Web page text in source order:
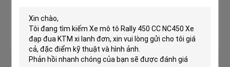
Hệ thống treo Motocross hàng
đầu năm 2025 được xem xét lại